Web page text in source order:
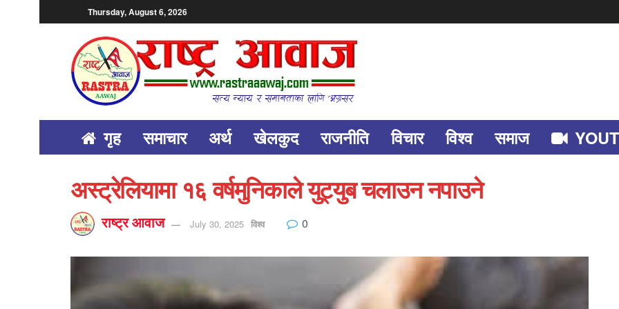
Thursday, August 6, 2026
गृह समाचार अर्थ खेलकुद राजनीति विचार विश्व समाज
अस्ट्रेलियामा १६ वर्षमुनिकाले युट्युब चलाउन नपाउने
राष्ट्र आवाज July 30, 2025 विश्व 0